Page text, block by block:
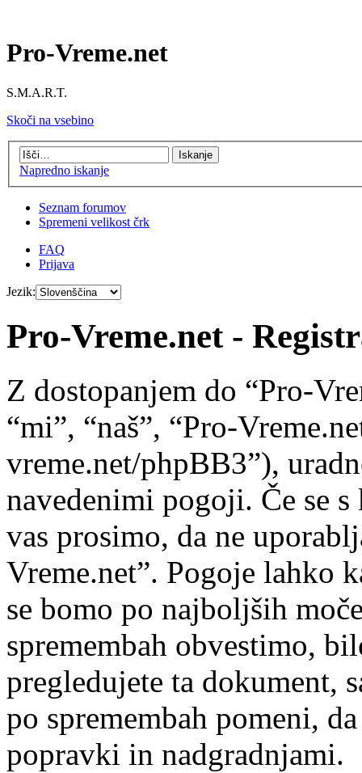
Pro-Vreme.net
S.M.A.R.T.
Skoči na vsebino
Napredno iskanje
Seznam forumov
Spremeni velikost črk
FAQ
Prijava
Jezik:
Pro-Vreme.net -
Z dostopanjem do “Pro-
“mi”, “naš”, “Pro-
vreme.net/phpBB3”),
navedenimi pogoji. Če se
vas prosimo, da ne
Vreme.net”. Pogoje lahko
se bomo po najboljših
spremembah obvestimo,
pregledujete ta dokument,
po spremembah pomeni,
popravki in nadgradnjami.